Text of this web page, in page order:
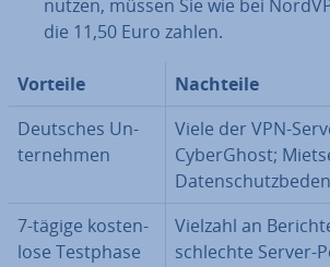
nutzen, müssen Sie wie bei
die 11,50 Euro zahlen.
Vorteile
Nachteile
Deutsches Un­
ter­neh­men
Viele der VPN-
Cy­berG­host;
7-tägige kos­ten­
lo­se Testphase
Vielzahl an
schlechte Server-